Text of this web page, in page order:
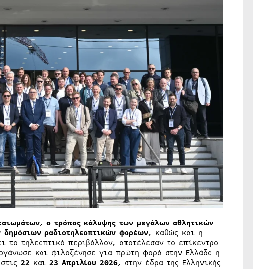
, ο τρόπος κάλυψης των μεγάλων αθλητικών
ραδιοτηλεοπτικών φορέων, καθώς και η
το τηλεοπτικό περιβάλλον, αποτέλεσαν το επίκεντρο
και φιλοξένησε για πρώτη φορά στην Ελλάδα η
22 και 23 Απριλίου 2026, στην έδρα της Ελληνικής